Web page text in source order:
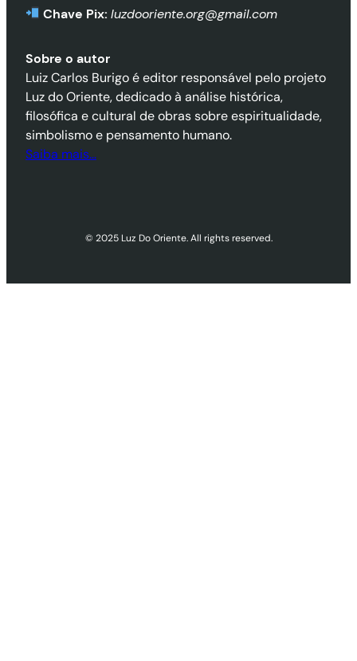
Chave Pix: luzdooriente.org@gmail.com
Sobre o autor
Luiz Carlos Burigo é editor responsável pelo projeto
Luz do Oriente, dedicado à análise histórica,
filosófica e cultural de obras sobre espiritualidade,
simbolismo e pensamento humano.
Saiba mais…
© 2025 Luz Do Oriente. All rights reserved.